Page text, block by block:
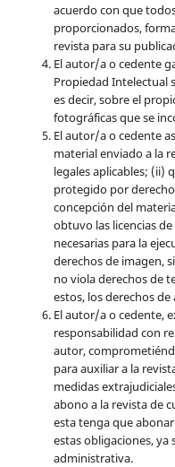
acuerdo con que
proporcionados,
revista para su
El autor/a o cedente
Propiedad Intelectual
es decir, sobre el
fotográficas que se
El autor/a o cedente
material enviado a la
legales aplicables; (ii)
protegido por
concepción del
obtuvo las licencias
necesarias para la
derechos de imagen,
no viola derechos de
estos, los derechos
El autor/a o cedente,
responsabilidad con
autor,
para auxiliar a la
medidas
abono a la revista de
esta tenga que
estas obligaciones,
administrativa.